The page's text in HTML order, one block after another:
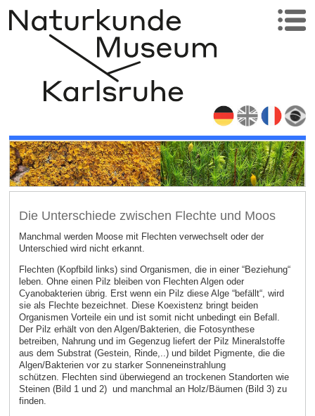
Die Unterschiede zwischen Flechte und Moos
Manchmal werden Moose mit Flechten verwechselt oder der
Unterschied wird nicht erkannt.
Flechten (Kopfbild links) sind Organismen, die in einer “Beziehung“
leben. Ohne einen Pilz bleiben von Flechten Algen oder
Cyanobakterien übrig. Erst wenn ein Pilz diese Alge “befällt“, wird
sie als Flechte bezeichnet. Diese Koexistenz bringt beiden
Organismen Vorteile ein und ist somit nicht unbedingt ein Befall.
Der Pilz erhält von den Algen/Bakterien, die Fotosynthese
betreiben, Nahrung und im Gegenzug liefert der Pilz Mineralstoffe
aus dem Substrat (Gestein, Rinde,..) und bildet Pigmente, die die
Algen/Bakterien vor zu starker Sonneneinstrahlung
schützen. Flechten sind überwiegend an trockenen Standorten wie
Steinen (Bild 1 und 2) und manchmal an Holz/Bäumen (Bild 3) zu
finden.